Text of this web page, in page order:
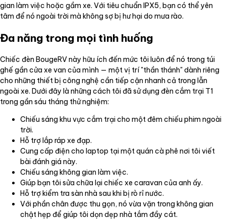
gian làm việc hoặc gầm xe. Với tiêu chuẩn IPX5, bạn có thể yên
tâm để nó ngoài trời mà không sợ bị hư hại do mưa rào.
Đa năng trong mọi tình huống
Chiếc đèn BougeRV này hữu ích đến mức tôi luôn để nó trong túi
ghế gần cửa xe van của mình — một vị trí "thần thánh" dành riêng
cho những thiết bị công nghệ cần tiếp cận nhanh cả trong lẫn
ngoài xe. Dưới đây là những cách tôi đã sử dụng đèn cắm trại T1
trong gần sáu tháng thử nghiệm:
Chiếu sáng khu vực cắm trại cho một đêm chiếu phim ngoài
trời.
Hỗ trợ lắp ráp xe đạp.
Cung cấp điện cho laptop tại một quán cà phê nơi tôi viết
bài đánh giá này.
Chiếu sáng không gian làm việc.
Giúp bạn tôi sửa chữa lại chiếc xe caravan của anh ấy.
Hỗ trợ kiểm tra sàn nhà sau khi bị rò rỉ nước.
Với phần chân được thu gọn, nó vừa vặn trong không gian
chật hẹp để giúp tôi dọn dẹp nhà tắm đầy cát.